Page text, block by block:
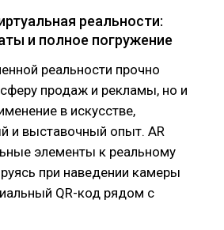
реальности:
и полное погружение
реальности прочно
продаж и рекламы, но и
в искусстве,
и выставочный опыт. AR
элементы к реальному
при наведении камеры
QR-код рядом с